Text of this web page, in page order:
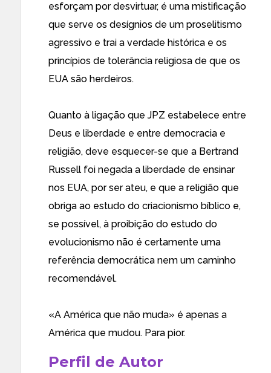
esforçam por desvirtuar, é uma mistificação
que serve os desígnios de um proselitismo
agressivo e trai a verdade histórica e os
princípios de tolerância religiosa de que os
EUA são herdeiros.
Quanto à ligação que JPZ estabelece entre
Deus e liberdade e entre democracia e
religião, deve esquecer-se que a Bertrand
Russell foi negada a liberdade de ensinar
nos EUA, por ser ateu, e que a religião que
obriga ao estudo do criacionismo bíblico e,
se possível, à proibição do estudo do
evolucionismo não é certamente uma
referência democrática nem um caminho
recomendável.
«A América que não muda» é apenas a
América que mudou. Para pior.
Perfil de Autor